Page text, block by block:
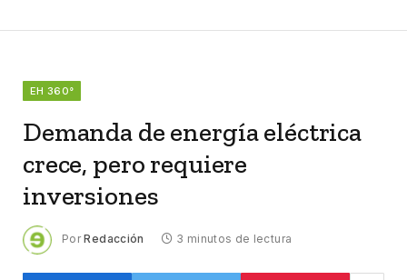
EH 360°
Demanda de energía eléctrica
crece, pero requiere
inversiones
Por Redacción 3 minutos de lectura